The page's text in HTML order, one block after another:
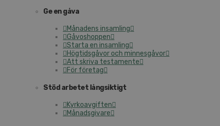
Ge en gåva
Månadens insamling
Gåvoshoppen
Starta en insamling
Högtidsgåvor och minnesgåvor
Att skriva testamente
För företag
Stöd arbetet långsiktigt
Kyrkoavgiften
Månadsgivare